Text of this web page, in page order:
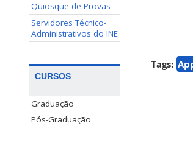
Quiosque de Provas
Servidores Técnico-
Administrativos do INE
CURSOS
Graduação
Pós-Graduação
Tags: